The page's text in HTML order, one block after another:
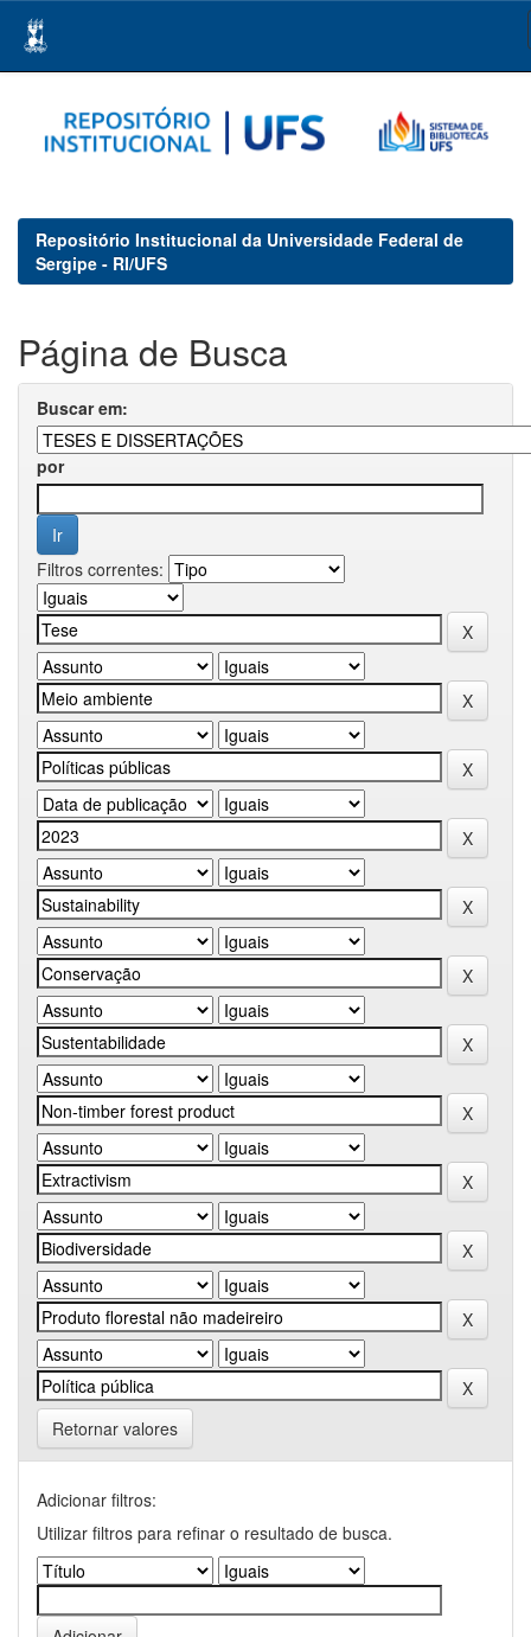
navigation
Repositório Institucional da Universidade Federal de
Sergipe - RI/UFS
Página de Busca
Buscar em:
por
Filtros correntes:
Retornar valores
Adicionar filtros:
Utilizar filtros para refinar o resultado de busca.